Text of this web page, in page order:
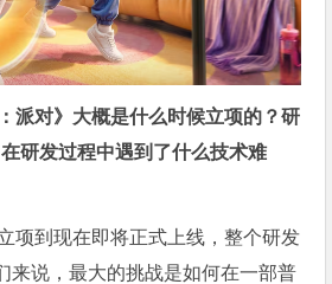
派对》大概是什么时候立项的？研
研发过程中遇到了什么技术难
项到现在即将正式上线，整个研发
来说，最大的挑战是如何在一部普